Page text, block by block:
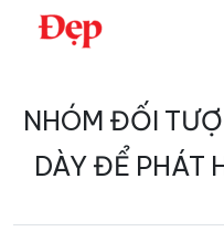
Chuyển
kiếm
NHÓM ĐỐI
DÀY ĐỂ PHÁT